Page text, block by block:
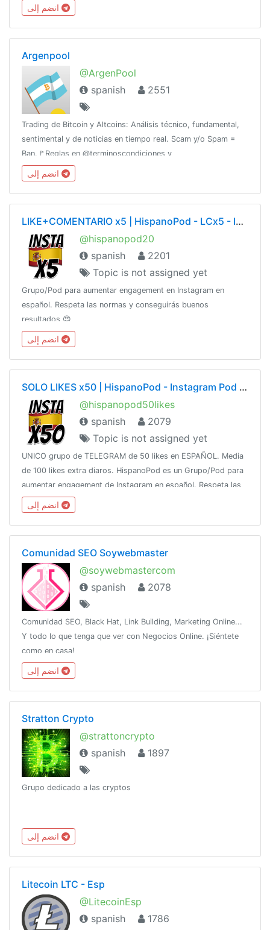
Argenpool
@ArgenPool
spanish
2551
Trading de Bitcoin y Altcoins: Análisis técnico, fundamental,
sentimental y de noticias en tiempo real. Scam y/o Spam =
Ban.🚩Reglas en @terminoscondiciones y
@ArgenpoolBienvenida🚩 Es obligatorio usar avatar 🔗 para
Forex ir a @Argenpool_Legacy
LIKE+COMENTARIO x5 | HispanoPod - LCx5 - Instagram Pod en Español
@hispanopod20
spanish
2201
Topic is not assigned yet
Grupo/Pod para aumentar engagement en Instagram en
español. Respeta las normas y conseguirás buenos
resultados 😍
SOLO LIKES x50 | HispanoPod - Instagram Pod en Español
@hispanopod50likes
spanish
2079
Topic is not assigned yet
UNICO grupo de TELEGRAM de 50 likes en ESPAÑOL. Media
de 100 likes extra diaros. HispanoPod es un Grupo/Pod para
aumentar engagement de Instagram en español. Respeta las
normas y conseguirás buenos resultados 😍.
Comunidad SEO Soywebmaster
@soywebmastercom
spanish
2078
Comunidad SEO, Black Hat, Link Building, Marketing Online...
Y todo lo que tenga que ver con Negocios Online. ¡Siéntete
como en casa!
Stratton Crypto
@strattoncrypto
spanish
1897
Grupo dedicado a las cryptos
Litecoin LTC - Esp
@LitecoinEsp
spanish
1786